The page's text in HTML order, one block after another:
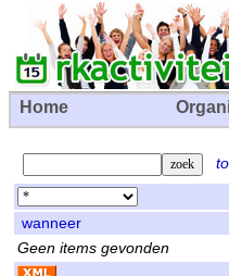
Home
wanneer
Geen items gevonden